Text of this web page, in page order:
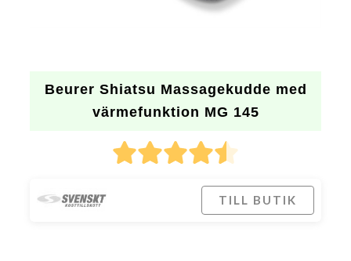
Beurer Shiatsu Massagekudde med
värmefunktion MG 145
TILL BUTIK